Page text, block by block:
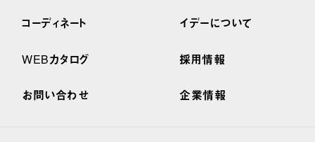
コーディネート
WEBカタログ
お問い合わせ
イデーについて
採用情報
企業情報